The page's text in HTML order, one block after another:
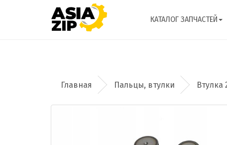
КАТАЛОГ ЗАПЧАСТЕЙ
Пальцы, втулки Втулка